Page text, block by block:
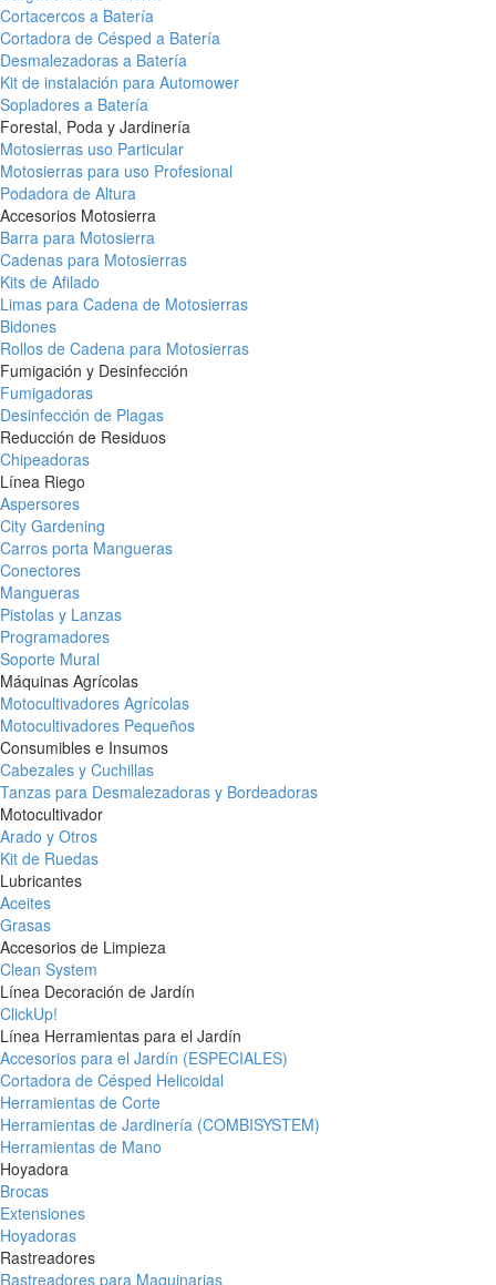
Cortacercos a Batería
Cortadora de Césped a Batería
Desmalezadoras a Batería
Kit de instalación para Automower
Sopladores a Batería
Forestal, Poda y Jardinería
Motosierras uso Particular
Motosierras para uso Profesional
Podadora de Altura
Accesorios Motosierra
Barra para Motosierra
Cadenas para Motosierras
Kits de Afilado
Limas para Cadena de Motosierras
Bidones
Rollos de Cadena para Motosierras
Fumigación y Desinfección
Fumigadoras
Desinfección de Plagas
Reducción de Residuos
Chipeadoras
Línea Riego
Aspersores
City Gardening
Carros porta Mangueras
Conectores
Mangueras
Pistolas y Lanzas
Programadores
Soporte Mural
Máquinas Agrícolas
Motocultivadores Agrícolas
Motocultivadores Pequeños
Consumibles e Insumos
Cabezales y Cuchillas
Tanzas para Desmalezadoras y Bordeadoras
Motocultivador
Arado y Otros
Kit de Ruedas
Lubricantes
Aceites
Grasas
Accesorios de Limpieza
Clean System
Línea Decoración de Jardín
ClickUp!
Línea Herramientas para el Jardín
Accesorios para el Jardín (ESPECIALES)
Cortadora de Césped Helicoidal
Herramientas de Corte
Herramientas de Jardinería (COMBISYSTEM)
Herramientas de Mano
Hoyadora
Brocas
Extensiones
Hoyadoras
Rastreadores
Rastreadores para Maquinarias